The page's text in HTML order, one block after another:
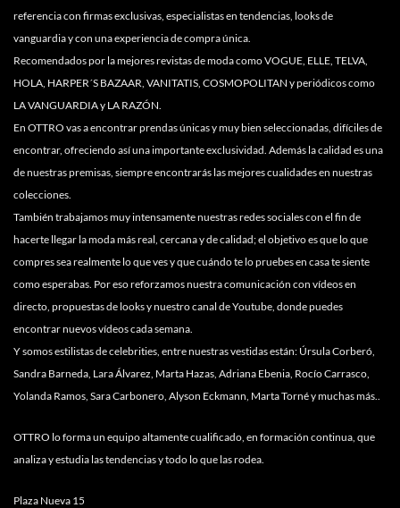
referencia con firmas exclusivas, especialistas en tendencias, looks de
vanguardia y con una experiencia de compra única.
Recomendados por la mejores revistas de moda como VOGUE, ELLE, TELVA,
HOLA, HARPER´S BAZAAR, VANITATIS, COSMOPOLITAN y periódicos como
LA VANGUARDIA y LA RAZÓN.
En OTTRO vas a encontrar prendas únicas y muy bien seleccionadas, difíciles de
encontrar, ofreciendo así una importante exclusividad. Además la calidad es una
de nuestras premisas, siempre encontrarás las mejores cualidades en nuestras
colecciones.
También trabajamos muy intensamente nuestras redes sociales con el fin de
hacerte llegar la moda más real, cercana y de calidad; el objetivo es que lo que
compres sea realmente lo que ves y que cuándo te lo pruebes en casa te siente
como esperabas. Por eso reforzamos nuestra comunicación con vídeos en
directo, propuestas de looks y nuestro canal de Youtube, donde puedes
encontrar nuevos vídeos cada semana.
Y somos estilistas de celebrities, entre nuestras vestidas están: Úrsula Corberó,
Sandra Barneda, Lara Álvarez, Marta Hazas, Adriana Ebenia, Rocío Carrasco,
Yolanda Ramos, Sara Carbonero, Alyson Eckmann, Marta Torné y muchas más..
OTTRO lo forma un equipo altamente cualificado, en formación continua, que
analiza y estudia las tendencias y todo lo que las rodea.
Plaza Nueva 15